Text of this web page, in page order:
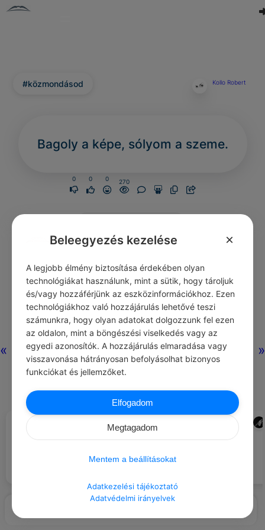
« »
#közmondásod Kollo Robert
Bagoly a képe, sólyom a szeme.
0 0 0 270
#IDÉZETEK TISZTELET
Semmi, még a pénz se fogy oly
tekintély, ha egyszer az ember
költeni kezd belőle.
ADMIN
Beleegyezés kezelése ×
A legjobb élmény biztosítása érdekében olyan
technológiákat használunk, mint a sütik, hogy tároljuk
és/vagy hozzáférjünk az eszközinformációkhoz. Ezen
technológiákhoz való hozzájárulás lehetővé teszi
számunkra, hogy olyan adatokat dolgozzunk fel ezen
az oldalon, mint a böngészési viselkedés vagy az
egyedi azonosítók. A hozzájárulás elmaradása vagy
visszavonása hátrányosan befolyásolhat bizonyos
funkciókat és jellemzőket.
Elfogadom
Megtagadom
Mentem a beállításokat
Adatkezelési tájékoztató
Adatvédelmi irányelvek